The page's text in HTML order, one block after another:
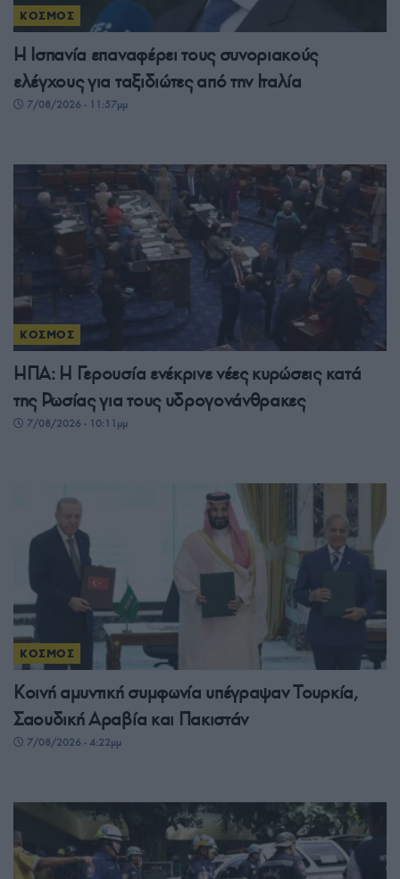
ΚΟΣΜΟΣ
Η Ισπανία επαναφέρει τους συνοριακούς
ελέγχους για ταξιδιώτες από την Ιταλία
7/08/2026 - 11:57μμ
ΚΟΣΜΟΣ
ΗΠΑ: Η Γερουσία ενέκρινε νέες κυρώσεις κατά
της Ρωσίας για τους υδρογονάνθρακες
7/08/2026 - 10:11μμ
ΚΟΣΜΟΣ
Κοινή αμυντική συμφωνία υπέγραψαν Τουρκία,
Σαουδική Αραβία και Πακιστάν
7/08/2026 - 4:22μμ